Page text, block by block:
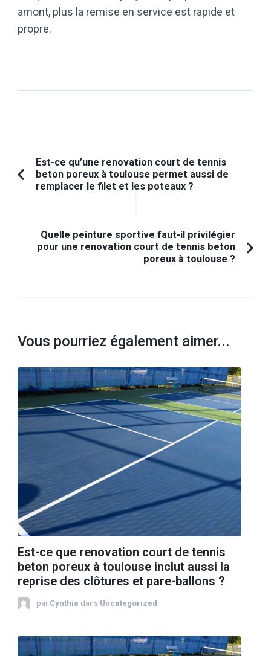
amont, plus la remise en service est rapide et
propre.
Navigation
d'article
Article
Est-ce qu’une renovation court de tennis
beton poreux à toulouse permet aussi de
remplacer le filet et les poteaux ?
Quelle peinture sportive faut-il privilégier
pour une renovation court de tennis beton
poreux à toulouse ?
Vous pourriez également aimer...
Est-ce que renovation court de tennis
beton poreux à toulouse inclut aussi la
reprise des clôtures et pare-ballons ?
par Cynthia dans Uncategorized